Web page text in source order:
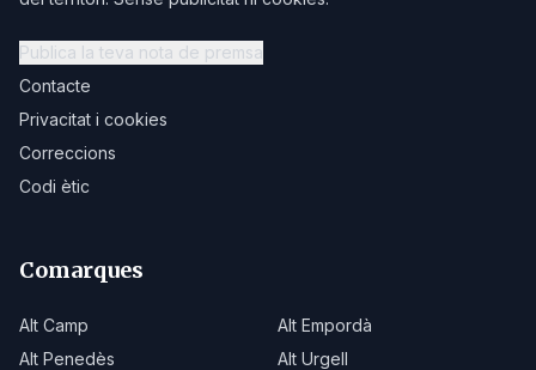
Publica la teva nota de premsa
Contacte
Privacitat i cookies
Correccions
Codi ètic
Comarques
Alt Camp
Alt Empordà
Alt Penedès
Alt Urgell